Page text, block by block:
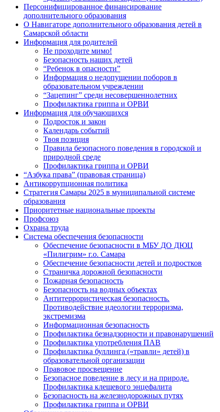
Персонифицированное финансирование
дополнительного образования
О Навигаторе дополнительного образования детей в
Самарской области
Информация для родителей
Не проходите мимо!
Безопасность наших детей
“Ребенок в опасности”
Информация о недопущении поборов в
образовательном учреждении
“Зацепинг” среди несовершеннолетних
Профилактика гриппа и ОРВИ
Информация для обучающихся
Подросток и закон
Календарь событий
Твоя позиция
Правила безопасного поведения в городской и
природной среде
Профилактика гриппа и ОРВИ
“Азбука права” (правовая страница)
Антикоррупционная политика
Стратегия Самары 2025 в муниципальной системе
образования
Приоритетные национальные проекты
Профсоюз
Охрана труда
Система обеспечения безопасности
Обеспечение безопасности в МБУ ДО ДЮЦ
«Пилигрим» г.о. Самара
Обеспечение безопасности детей и подростков
Страничка дорожной безопасности
Пожарная безопасность
Безопасность на водных объектах
Антитеррористическая безопасность.
Противодействие идеологии терроризма,
экстремизма
Информационная безопасность
Профилактика безнадзорности и правонарушений
Профилактика употребления ПАВ
Профилактика буллинга («травли» детей) в
образовательной организации
Правовое просвещение
Безопасное поведение в лесу и на природе.
Профилактика клещевого энцефалита
Безопасность на железнодорожных путях
Профилактика гриппа и ОРВИ